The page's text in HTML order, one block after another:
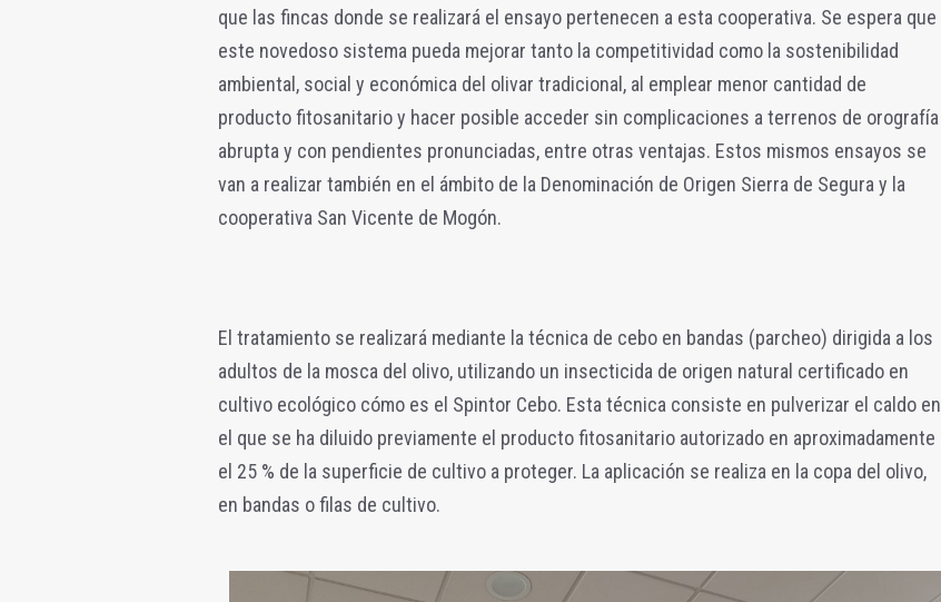
que las fincas donde se realizará el ensayo pertenecen a esta cooperativa. Se espera que
este novedoso sistema pueda mejorar tanto la competitividad como la sostenibilidad
ambiental, social y económica del olivar tradicional, al emplear menor cantidad de
producto fitosanitario y hacer posible acceder sin complicaciones a terrenos de orografía
abrupta y con pendientes pronunciadas, entre otras ventajas. Estos mismos ensayos se
van a realizar también en el ámbito de la Denominación de Origen Sierra de Segura y la
cooperativa San Vicente de Mogón.
El tratamiento se realizará mediante la técnica de cebo en bandas (parcheo) dirigida a los
adultos de la mosca del olivo, utilizando un insecticida de origen natural certificado en
cultivo ecológico cómo es el Spintor Cebo. Esta técnica consiste en pulverizar el caldo en
el que se ha diluido previamente el producto fitosanitario autorizado en aproximadamente
el 25 % de la superficie de cultivo a proteger. La aplicación se realiza en la copa del olivo,
en bandas o filas de cultivo.